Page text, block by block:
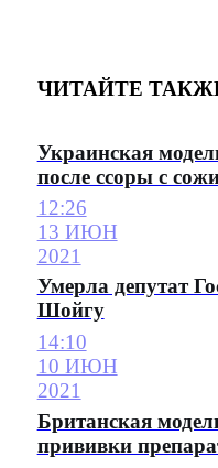
ЧИТАЙТЕ
Украинская
после ссоры с
12:26
13 ИЮН
2021
Умерла депутат
Шойгу
14:10
10 ИЮН
2021
Британская
прививки